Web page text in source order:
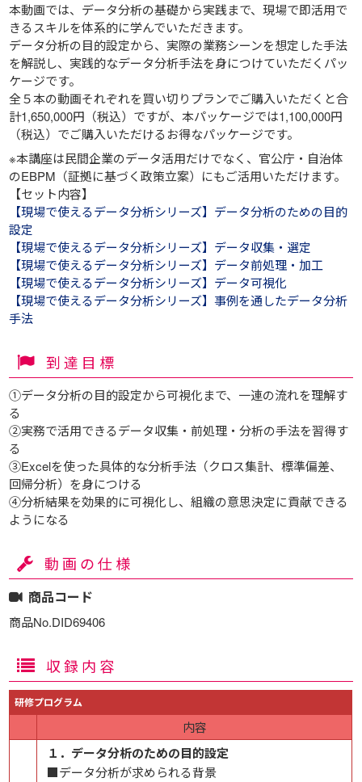
本動画では、データ分析の基礎から実践まで、現場で即活用で
きるスキルを体系的に学んでいただきます。
データ分析の目的設定から、実際の業務シーンを想定した手法
を解説し、実践的なデータ分析手法を身につけていただくパッ
ケージです。
全５本の動画それぞれを買い切りプランでご購入いただくと合
計1,650,000円（税込）ですが、本パッケージでは1,100,000円
（税込）でご購入いただけるお得なパッケージです。
※本講座は民間企業のデータ活用だけでなく、官公庁・自治体
のEBPM（証拠に基づく政策立案）にもご活用いただけます。
【セット内容】
【現場で使えるデータ分析シリーズ】データ分析のための目的
設定
【現場で使えるデータ分析シリーズ】データ収集・選定
【現場で使えるデータ分析シリーズ】データ前処理・加工
【現場で使えるデータ分析シリーズ】データ可視化
【現場で使えるデータ分析シリーズ】事例を通したデータ分析
手法
到達目標
①データ分析の目的設定から可視化まで、一連の流れを理解す
る
②実務で活用できるデータ収集・前処理・分析の手法を習得す
る
③Excelを使った具体的な分析手法（クロス集計、標準偏差、
回帰分析）を身につける
④分析結果を効果的に可視化し、組織の意思決定に貢献できる
ようになる
動画の仕様
商品コード
商品No.DID69406
収録内容
研修プログラム
内容
１．データ分析のための目的設定
■データ分析が求められる背景